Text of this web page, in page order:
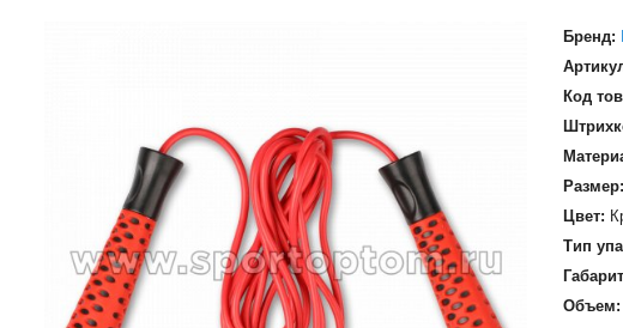
Бренд:
Код
Размер:
Цвет:
Тип
Объем: